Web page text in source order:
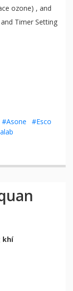
ozone) , and
Timer Setting
#Asone
#Esco
khí